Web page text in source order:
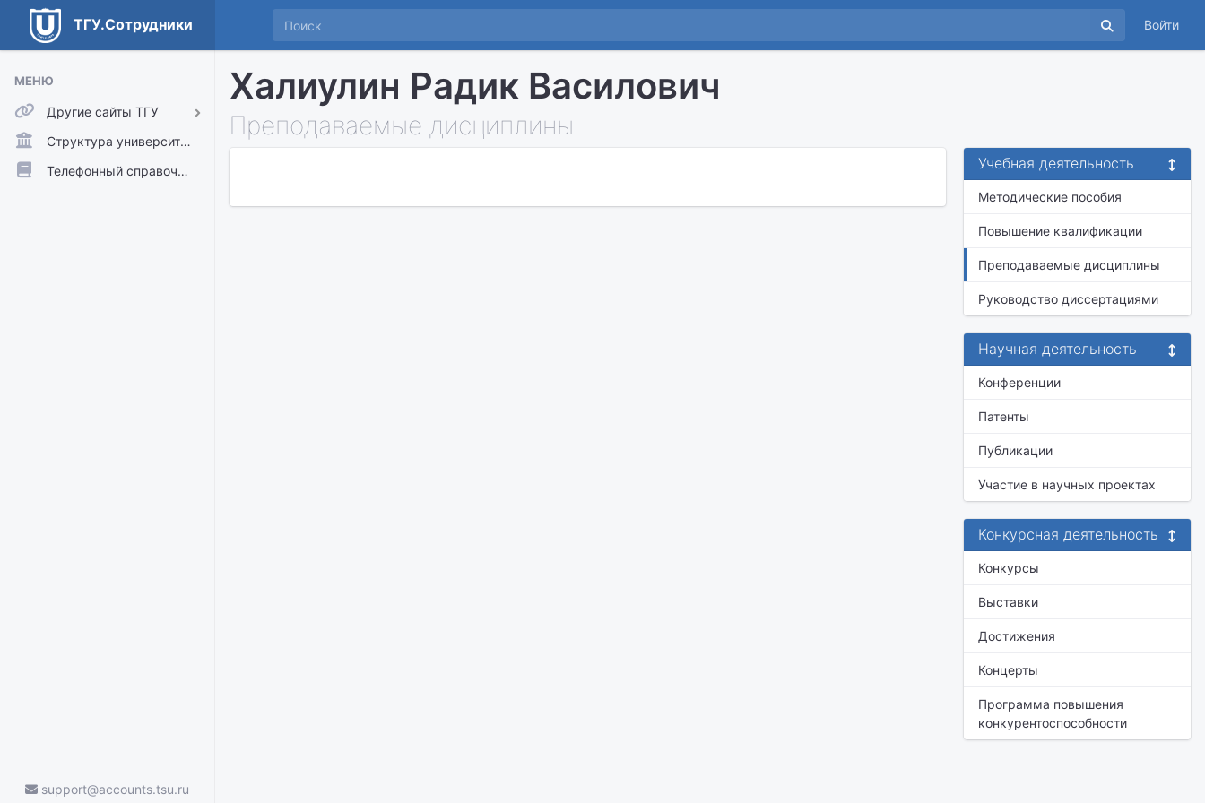
ТГУ.Сотрудники Войти
МЕНЮ
Другие сайты ТГУ
ТГУ.Аккаунты
ТГУ.Расписание
Структура университета
Телефонный справочник
support@accounts.tsu.ru
Халиулин Радик Василович
Преподаваемые дисциплины
Учебная деятельность
Методические пособия
Повышение квалификации
Преподаваемые дисциплины
Руководство диссертациями
Научная деятельность
Конференции
Патенты
Публикации
Участие в научных проектах
Конкурсная деятельность
Конкурсы
Выставки
Достижения
Концерты
Программа повышения
конкурентоспособности